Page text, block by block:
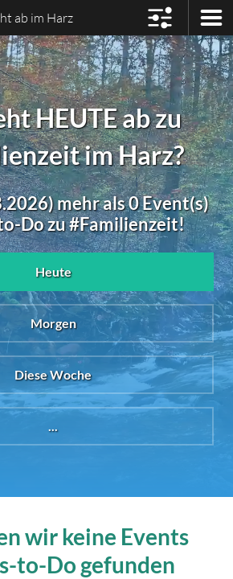
ab im Harz
HEUTE ab zu
im Harz?
mehr als 0 Event(s)
Do zu #Familienzeit!
Heute
Morgen
Diese Woche
wir keine Events
to-Do gefunden